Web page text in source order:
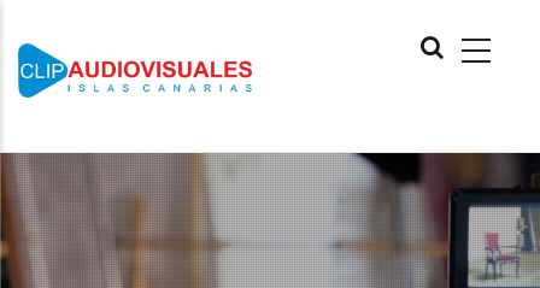
contenido
principal
NAVIGATION